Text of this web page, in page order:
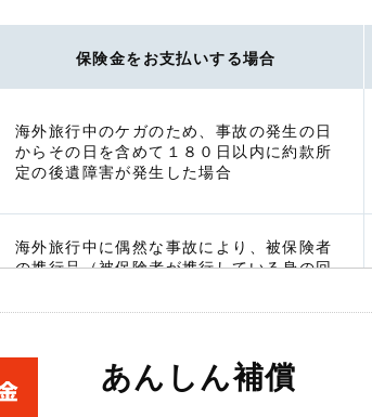
保険金をお支払いする場合
海外旅行中のケガのため、事故の発生の日
からその日を含めて１８０日以内に約款所
定の後遺障害が発生した場合
海外旅行中に偶然な事故により、被保険者
の携行品（被保険者が携行している身の回
始前に他人から無償で借りた物）に損害が
①通貨、小切手、株券、手形、定期券、
印紙、切手その他これらに類する物。ただ
あんしん補償